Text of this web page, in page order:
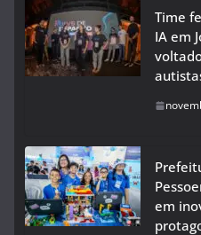
Time
IA em
em